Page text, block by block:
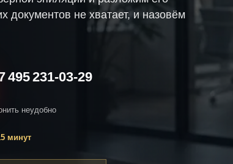
документов не хватает, и назовём
495 231-03-29
неудобно
минут